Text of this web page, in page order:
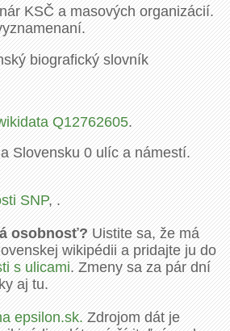
KSČ a masových organizácií.
biografický slovník
Q12762605.
Slovensku 0 ulíc a námestí.
SNP, .
osobnosť?Uistite sa, že má
wikipédii a pridajte ju do
s ulicami. Zmeny sa za pár dní
aj tu.
epsilon.sk.Zdrojom dát je